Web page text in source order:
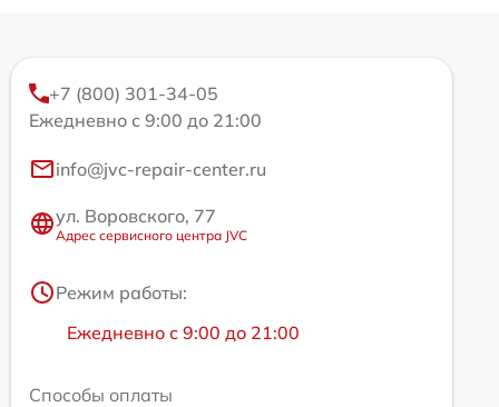
+7 (800) 301-34-05
Ежедневно с 9:00 до 21:00
info@jvc-repair-center.ru
ул. Воровского, 77
Адрес сервисного центра JVC
Режим работы:
Ежедневно с 9:00 до 21:00
Способы оплаты